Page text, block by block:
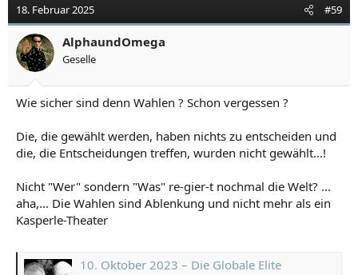
18. Februar 2025 #59
AlphaundOmega
Geselle
Wie sicher sind denn Wahlen ? Schon vergessen ?
Die, die gewählt werden, haben nichts zu entscheiden und
die, die Entscheidungen treffen, wurden nicht gewählt...!
Nicht "Wer" sondern "Was" re-gier-t nochmal die Welt? ...
aha,... Die Wahlen sind Ablenkung und nicht mehr als ein
Kasperle-Theater
10. Oktober 2023 – Die Globale Elite